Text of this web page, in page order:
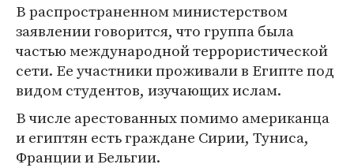
В распространенном министерством
заявлении говорится, что группа была
частью международной террористической
сети. Ее участники проживали в Египте под
видом студентов, изучающих ислам.
В числе арестованных помимо американца
и египтян есть граждане Сирии, Туниса,
Франции и Бельгии.